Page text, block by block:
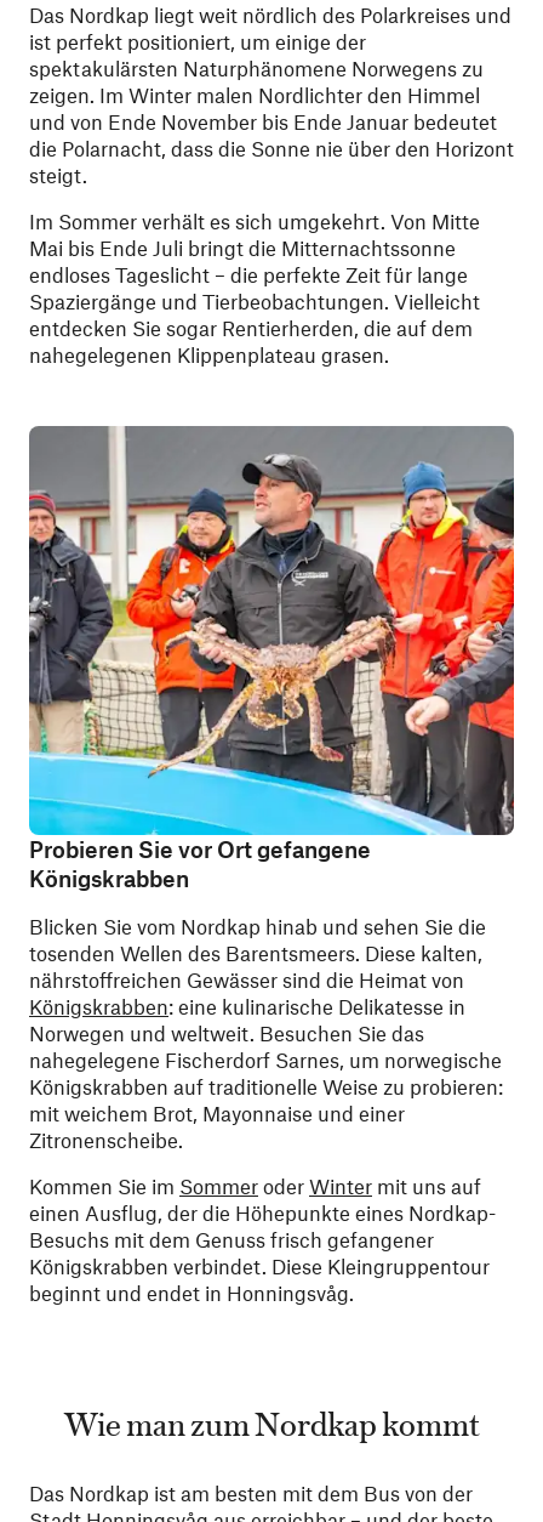
Das Nordkap liegt weit nördlich des Polarkreises und
ist perfekt positioniert, um einige der
spektakulärsten Naturphänomene Norwegens zu
zeigen. Im Winter malen Nordlichter den Himmel
und von Ende November bis Ende Januar bedeutet
die Polarnacht, dass die Sonne nie über den Horizont
steigt.
Im Sommer verhält es sich umgekehrt. Von Mitte
Mai bis Ende Juli bringt die Mitternachtssonne
endloses Tageslicht – die perfekte Zeit für lange
Spaziergänge und Tierbeobachtungen. Vielleicht
entdecken Sie sogar Rentierherden, die auf dem
nahegelegenen Klippenplateau grasen.
Probieren Sie vor Ort gefangene
Königskrabben
Blicken Sie vom Nordkap hinab und sehen Sie die
tosenden Wellen des Barentsmeers. Diese kalten,
nährstoffreichen Gewässer sind die Heimat von
Königskrabben: eine kulinarische Delikatesse in
Norwegen und weltweit. Besuchen Sie das
nahegelegene Fischerdorf Sarnes, um norwegische
Königskrabben auf traditionelle Weise zu probieren:
mit weichem Brot, Mayonnaise und einer
Zitronenscheibe.
Kommen Sie im Sommer oder Winter mit uns auf
einen Ausflug, der die Höhepunkte eines Nordkap-
Besuchs mit dem Genuss frisch gefangener
Königskrabben verbindet. Diese Kleingruppentour
beginnt und endet in Honningsvåg.
Wie man zum Nordkap kommt
Das Nordkap ist am besten mit dem Bus von der